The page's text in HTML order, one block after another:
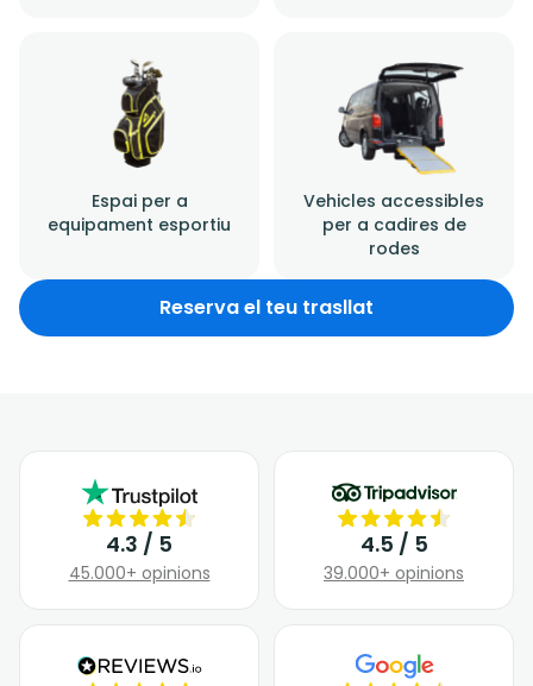
Espai per a
equipament esportiu
Vehicles accessibles
per a cadires de
rodes
Reserva el teu trasllat
4.3 / 5
45.000+ opinions
4.5 / 5
39.000+ opinions